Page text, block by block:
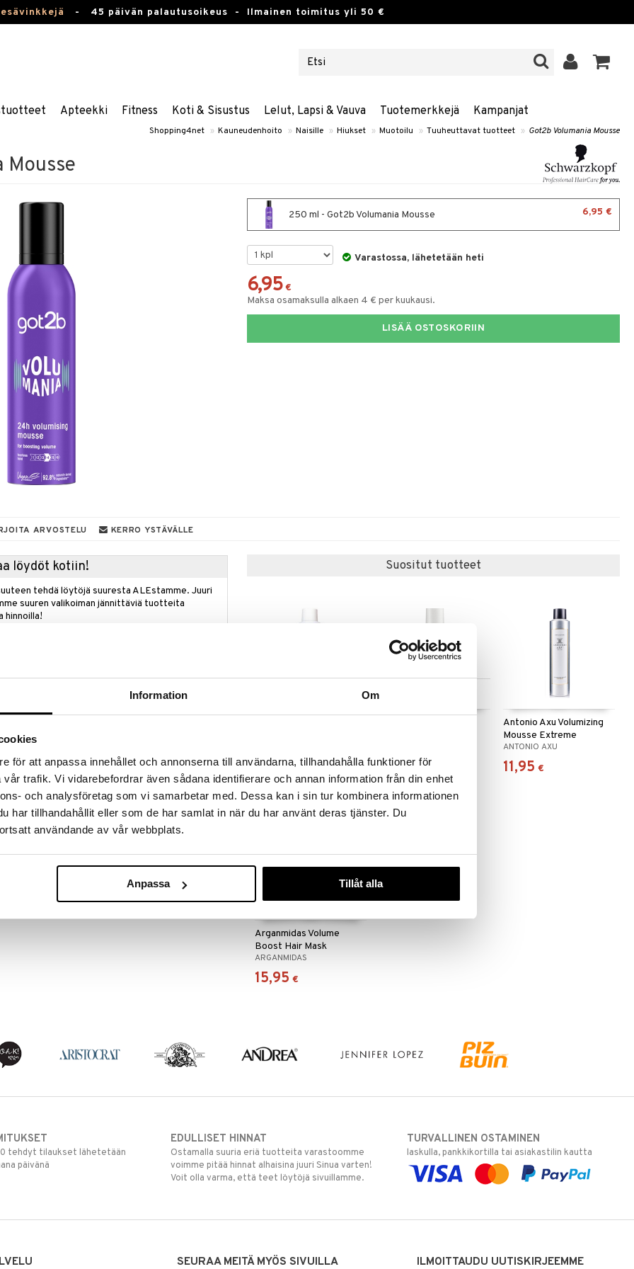
Information Om
för att anpassa innehållet och annonserna till användarna, tillhandahålla funktioner för
trafik. Vi vidarebefordrar även sådana identifierare och annan information från din enhet
och analysföretag som vi samarbetar med. Dessa kan i sin tur kombinera informationen
har tillhandahållit eller som de har samlat in när du har använt deras tjänster. Du
användande av vår webbplats.
Anpassa Tillåt alla
- 45 päivän palautusoikeus - Ilmainen toimitus yli 50 €
Apteekki Fitness Koti & Sisustus Lelut, Lapsi & Vauva Tuotemerkkejä Kampanjat
Shopping4net » Kauneudenhoito » Naisille » Hiukset » Muotoilu » Tuuheuttavat tuotteet » Got2b Volumania Mousse
Mousse
250 ml - Got2b Volumania Mousse 6,95 €
Varastossa, lähetetään heti
6,95 €
Maksa osamaksulla alkaen 4 € per kuukausi.
LISÄÄ OSTOSKORIIN
ARVOSTELU KERRO YSTÄVÄLLE
löydöt kotiin!
tehdä löytöjä suuresta ALEstamme. Juuri
suuren valikoiman jännittäviä tuotteita
hinnoilla!
ja fearless hold -pidosta jopa 24 tuntia.
tuote kämmeniin. Levitä kosteisiin hiuksiin,
Volumania Volumizing -hiuskiinteellä.
Suositut tuotteet
9,95 € alk.7,95 €
Antonio Axu Volumizing
Mousse Extreme
ANTONIO AXU
11,95 €
Arganmidas Volume
Boost Hair Mask
ARGANMIDAS
15,95 €
tehdyt tilaukset lähetetään
päivänä
EDULLISET HINNAT
Ostamalla suuria eriä tuotteita varastoomme
voimme pitää hinnat alhaisina juuri Sinua varten!
Voit olla varma, että teet löytöjä sivuillamme.
TURVALLINEN OSTAMINEN
laskulla, pankkikortilla tai asiakastilin kautta
SEURAA MEITÄ MYÖS SIVUILLA ILMOITTAUDU UUTISKIRJEEMME